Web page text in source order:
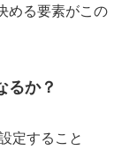
める要素がこの
るか？
定すること